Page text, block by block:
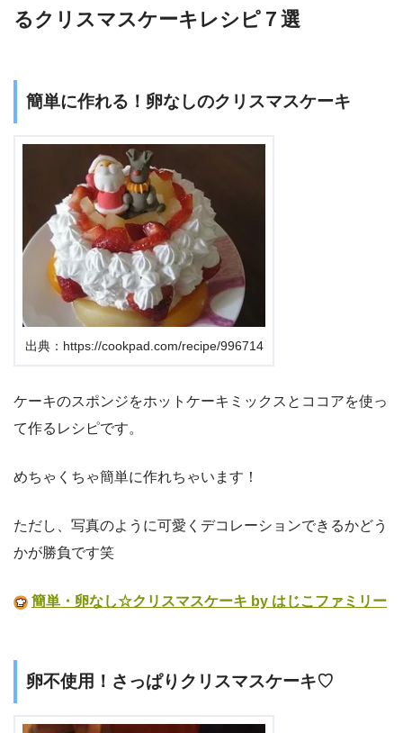
るクリスマスケーキレシピ７選
簡単に作れる！卵なしのクリスマスケーキ
出典：https://cookpad.com/recipe/996714
ケーキのスポンジをホットケーキミックスとココアを使っ
て作るレシピです。
めちゃくちゃ簡単に作れちゃいます！
ただし、写真のように可愛くデコレーションできるかどう
かが勝負です笑
簡単・卵なし☆クリスマスケーキ by はじこファミリー
卵不使用！さっぱりクリスマスケーキ♡